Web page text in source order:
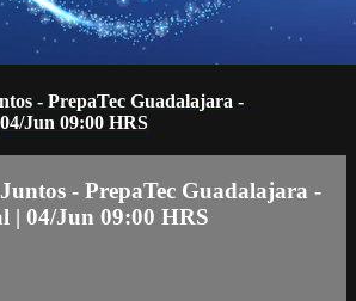
- PrepaTec Guadalajara -
Jun 09:00 HRS
- PrepaTec Guadalajara -
| 04/Jun 09:00 HRS